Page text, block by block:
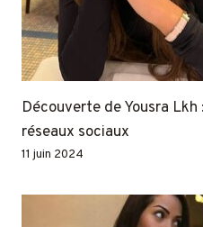
Découverte de Yousra
réseaux sociaux
11 juin 2024